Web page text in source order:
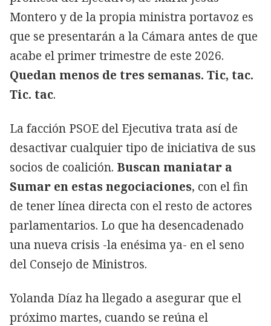
Montero y de la propia ministra portavoz es
que se presentarán a la Cámara antes de que
acabe el primer trimestre de este 2026.
Quedan menos de tres semanas. Tic, tac.
Tic. tac.
La facción PSOE del Ejecutiva trata así de
desactivar cualquier tipo de iniciativa de sus
socios de coalición. Buscan maniatar a
Sumar en estas negociaciones, con el fin
de tener línea directa con el resto de actores
parlamentarios. Lo que ha desencadenado
una nueva crisis -la enésima ya- en el seno
del Consejo de Ministros.
Yolanda Díaz ha llegado a asegurar que el
próximo martes, cuando se reúna el